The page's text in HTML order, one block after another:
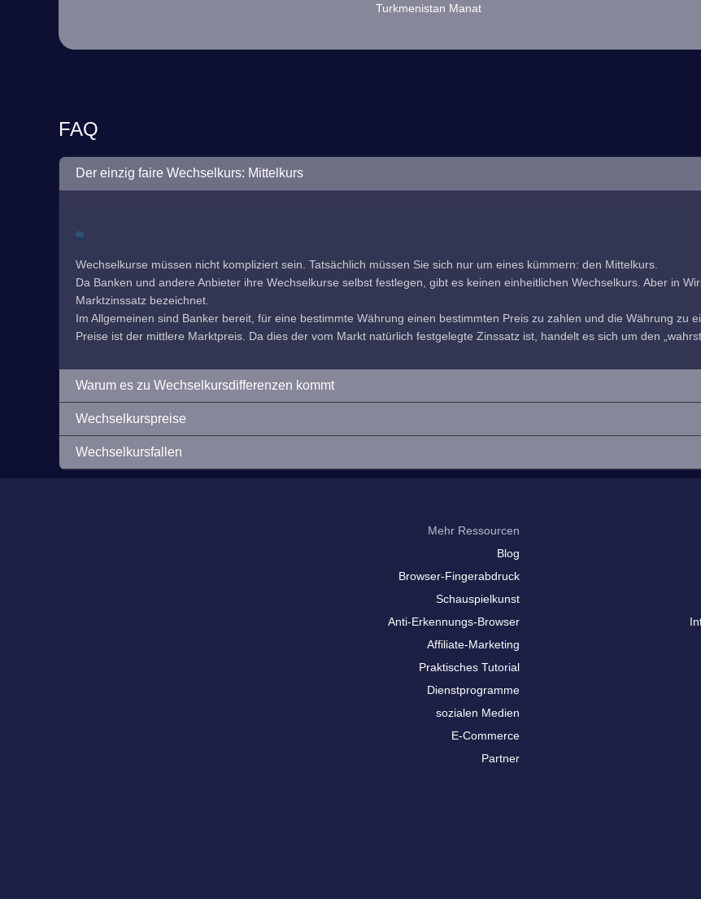
Turkmenistan Manat
FAQ
Der einzig faire Wechselkurs: Mittelkurs
Wechselkurse müssen nicht kompliziert sein. Tatsächlich müssen Sie sich nur um eines kümmern: den Mittelkurs.
Da Banken und andere Anbieter ihre Wechselkurse selbst festlegen, gibt es keinen einheitlichen Wechselkurs. Aber in
Marktzinssatz bezeichnet.
Im Allgemeinen sind Banker bereit, für eine bestimmte Währung einen bestimmten Preis zu zahlen und die Währung zu
Preise ist der mittlere Marktpreis. Da dies der vom Markt natürlich festgelegte Zinssatz ist, handelt es sich um den
Warum es zu Wechselkursdifferenzen kommt
Wechselkurspreise
Wechselkursfallen
Mehr Ressourcen
Blog
Browser-Fingerabdruck
Schauspielkunst
Anti-Erkennungs-Browser
Affiliate-Marketing
Praktisches Tutorial
Dienstprogramme
sozialen Medien
E-Commerce
Partner